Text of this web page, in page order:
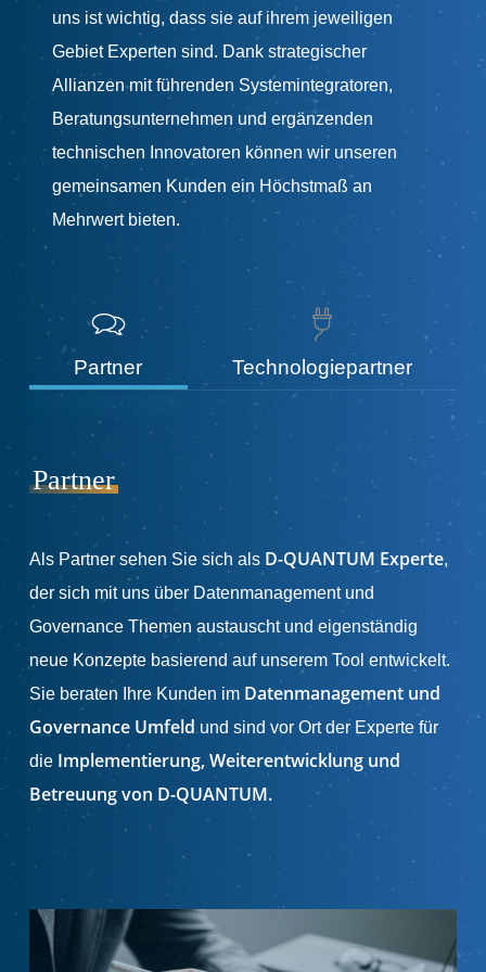
uns ist wichtig, dass sie auf ihrem jeweiligen
Gebiet Experten sind. Dank strategischer
Allianzen mit führenden Systemintegratoren,
Beratungsunternehmen und ergänzenden
technischen Innovatoren können wir unseren
gemeinsamen Kunden ein Höchstmaß an
Mehrwert bieten.
Partner Technologiepartner
Partner
Als Partner sehen Sie sich als D-QUANTUM Experte,
der sich mit uns über Datenmanagement und
Governance Themen austauscht und eigenständig
neue Konzepte basierend auf unserem Tool entwickelt.
Sie beraten Ihre Kunden im Datenmanagement und
Governance Umfeldund sind vor Ort der Experte für
die Implementierung, Weiterentwicklung und
Betreuung von D-QUANTUM.